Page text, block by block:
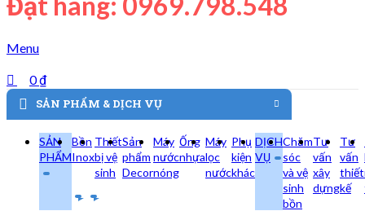
Menu
0₫
SẢN PHẨM & DỊCH VỤ
SẢN
PHẨM
Bồn
Inox
Thiết
bị vệ
sinh
Sản
phẩm
Decor
Máy
nước
nóng
Ống
nhựa
Máy
lọc
nước
Phụ
kiện
khác
DỊCH
VỤ
Chăm
sóc
và vệ
sinh
bồn
Tư
vấn
xây
dựng
Tư
vấn
thiết
kế